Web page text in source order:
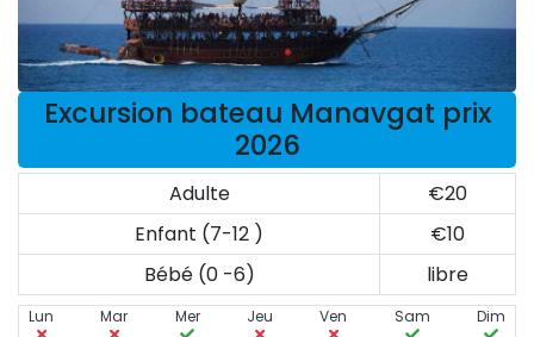
Excursion bateau Manavgat prix
2026
Adulte
€20
Enfant (7-12 )
€10
Bébé (0 -6)
libre
Lun Mar Mer Jeu Ven Sam Dim